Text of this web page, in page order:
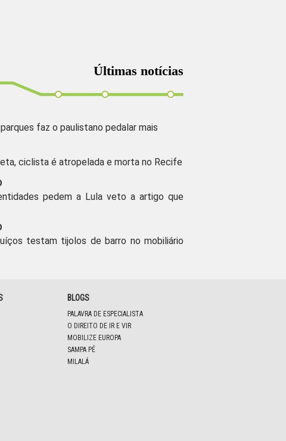
Últimas notícias
faz o paulistano pedalar mais
ciclista é atropelada e morta no Recife
pedem a Lula veto a artigo que
testam tijolos de barro no mobiliário
BLOGS
PALAVRA DE ESPECIALISTA
O DIREITO DE IR E VIR
MOBILIZE EUROPA
SAMPA PÉ
MILALÁ